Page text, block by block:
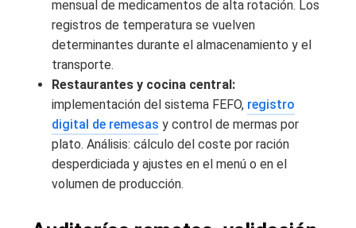
mensual de medicamentos de alta rotación. Los
registros de temperatura se vuelven
determinantes durante el almacenamiento y el
transporte.
Restaurantes y cocina central:
implementación del sistema FEFO, registro
digital de remesas y control de mermas por
plato. Análisis: cálculo del coste por ración
desperdiciada y ajustes en el menú o en el
volumen de producción.